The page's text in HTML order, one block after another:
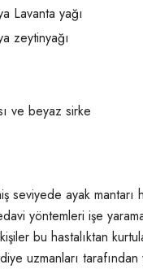
Lavanta yağı
zeytinyağı
ve beyaz sirke
seviyede ayak mantarı
yöntemleri işe
bu hastalıktan
uzmanları tarafından